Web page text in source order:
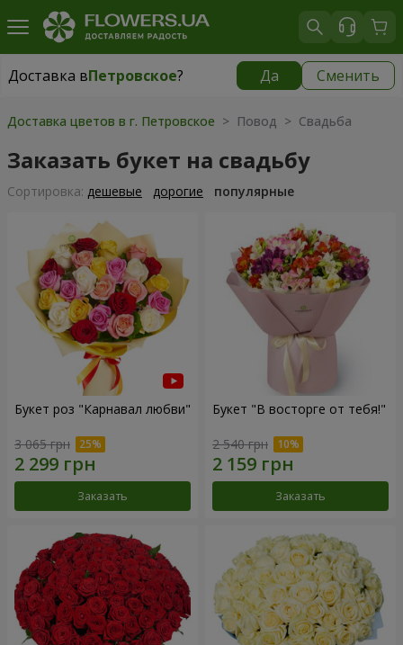
Доставка вПетровское? Да Сменить
Доставка вПетровское|
Доставка цветов в г. Петровское > Повод > Свадьба
Заказать букет на свадьбу
Cортировка: дешевые дорогие популярные
Букет роз "Карнавал любви"
3 065 грн
Заказать
Букет "В восторге от тебя!"
2 540 грн
Заказать